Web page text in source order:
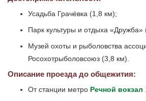
Усадьба Грачёвка (1,8 км);
Парк культуры и отдыха «Дружба»
Музей охоты и рыболовства
Росохотрыболовсоюз (3,8 км).
Описание проезда до общежития:
От станции метро Речной вокзал